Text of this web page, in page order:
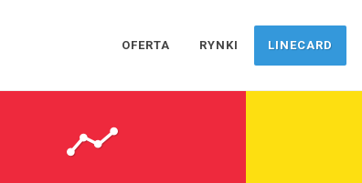
OFERTA RYNKI LINECARD